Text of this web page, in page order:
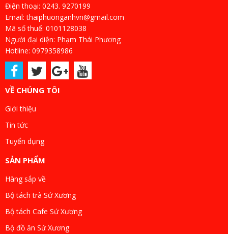
Điện thoại: 0243. 9270199
Email: thaiphuonganhvn@gmail.com
Mã số thuế: 0101128038
Người đại diện: Phạm Thái Phương
Hotline: 0979358986
VỀ CHÚNG TÔI
Giới thiệu
Tin tức
Tuyển dụng
SẢN PHẨM
Hàng sắp về
Bộ tách trà Sứ Xương
Bộ tách Cafe Sứ Xương
Bộ đồ ăn Sứ Xương